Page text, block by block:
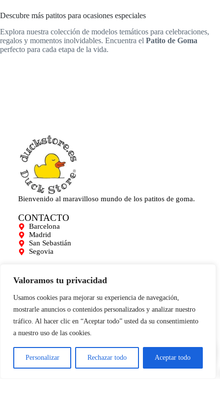
Valoramos tu privacidad
Usamos cookies para mejorar su experiencia de navegación,
mostrarle anuncios o contenidos personalizados y analizar nuestro
tráfico. Al hacer clic en “Aceptar todo” usted da su consentimiento
a nuestro uso de las cookies.
Personalizar Rechazar todo Aceptar todo
Descubre más patitos para ocasiones especiales
Explora nuestra colección de modelos temáticos para celebraciones,
regalos y momentos inolvidables. Encuentra el Patito de Goma
perfecto para cada etapa de la vida.
Bienvenido al maravilloso mundo de los patitos de goma.
CONTACTO
Barcelona
Madrid
San Sebastián
Segovia
Mi cuenta
Para empresas
Limpieza de Patitos
Blog
INFORMACIÓN
Términos y condiciones
Política de cookies